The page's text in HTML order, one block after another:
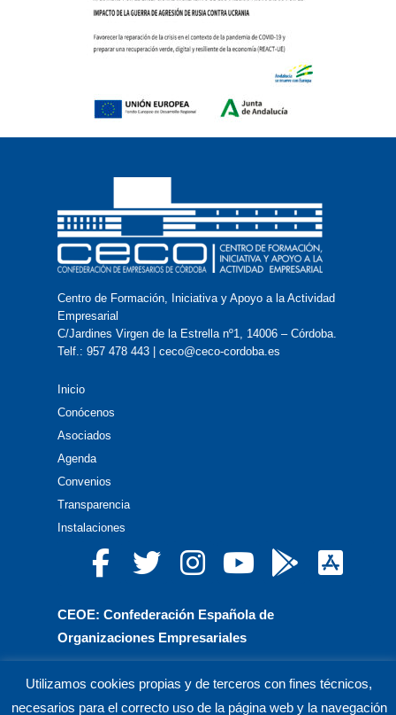
Centro de Formación, Iniciativa y Apoyo a la Actividad
Empresarial
C/Jardines Virgen de la Estrella nº1, 14006 – Córdoba.
Telf.: 957 478 443 | ceco@ceco-cordoba.es
Inicio
Conócenos
Asociados
Agenda
Convenios
Transparencia
Instalaciones
CEOE: Confederación Española de
Organizaciones Empresariales
Utilizamos cookies propias y de terceros con fines técnicos,
necesarios para el correcto uso de la página web y la navegación